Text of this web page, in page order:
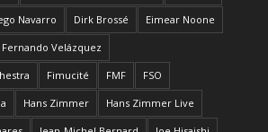
Navarro Dirk Brossé Eimear Noone
Fernando Velázquez
Fimucité FMF FSO
Hans Zimmer Hans Zimmer Live